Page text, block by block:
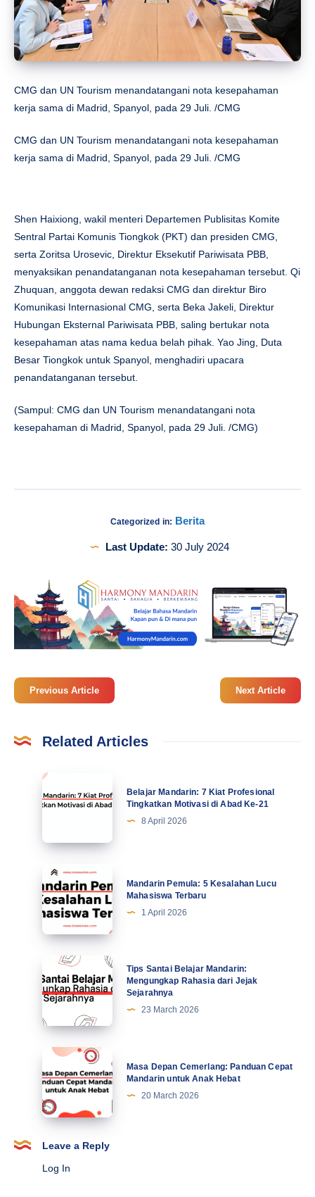
CMG dan UN Tourism menandatangani nota kesepahaman
kerja sama di Madrid, Spanyol, pada 29 Juli. /CMG
CMG dan UN Tourism menandatangani nota kesepahaman
kerja sama di Madrid, Spanyol, pada 29 Juli. /CMG
Shen Haixiong, wakil menteri Departemen Publisitas Komite
Sentral Partai Komunis Tiongkok (PKT) dan presiden CMG,
serta Zoritsa Urosevic, Direktur Eksekutif Pariwisata PBB,
menyaksikan penandatanganan nota kesepahaman tersebut. Qi
Zhuquan, anggota dewan redaksi CMG dan direktur Biro
Komunikasi Internasional CMG, serta Beka Jakeli, Direktur
Hubungan Eksternal Pariwisata PBB, saling bertukar nota
kesepahaman atas nama kedua belah pihak. Yao Jing, Duta
Besar Tiongkok untuk Spanyol, menghadiri upacara
penandatanganan tersebut.
(Sampul: CMG dan UN Tourism menandatangani nota
kesepahaman di Madrid, Spanyol, pada 29 Juli. /CMG)
Categorized in: Berita
Last Update: 30 July 2024
Previous Article Next Article
Related Articles
Belajar
Mandarin:
Profesional
Tingkatkan
Motivasi
di
Abad
Ke-
Belajar Mandarin: 7 Kiat Profesional
Tingkatkan Motivasi di Abad Ke-21
8 April 2026
Mandarin
Pemula:
5
Kesalahan
Lucu
Mahasiswa
Terbaru
Mandarin Pemula: 5 Kesalahan Lucu
Mahasiswa Terbaru
1 April 2026
Tips
Santai
Belajar
Mandarin:
Mengungkap
Rahasia
dari
Jejak
Sejarahnya
Tips Santai Belajar Mandarin:
Mengungkap Rahasia dari Jejak
Sejarahnya
23 March 2026
Masa
Depan
Cemerlang:
Panduan
Cepat
Mandarin
Masa Depan Cemerlang: Panduan Cepat
Mandarin untuk Anak Hebat
20 March 2026
Leave a Reply
Log In